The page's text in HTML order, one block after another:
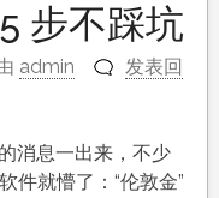
步不踩坑
admin
发表回
消息一出来，不少
件就懵了：“伦敦金”